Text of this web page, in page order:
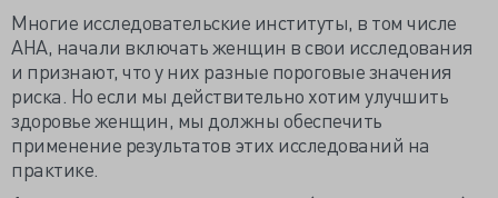
Многие исследовательские институты, в том числе
AHA, начали включать женщин в свои исследования
и признают, что у них разные пороговые значения
риска. Но если мы действительно хотим улучшить
здоровье женщин, мы должны обеспечить
применение результатов этих исследований на
практике.